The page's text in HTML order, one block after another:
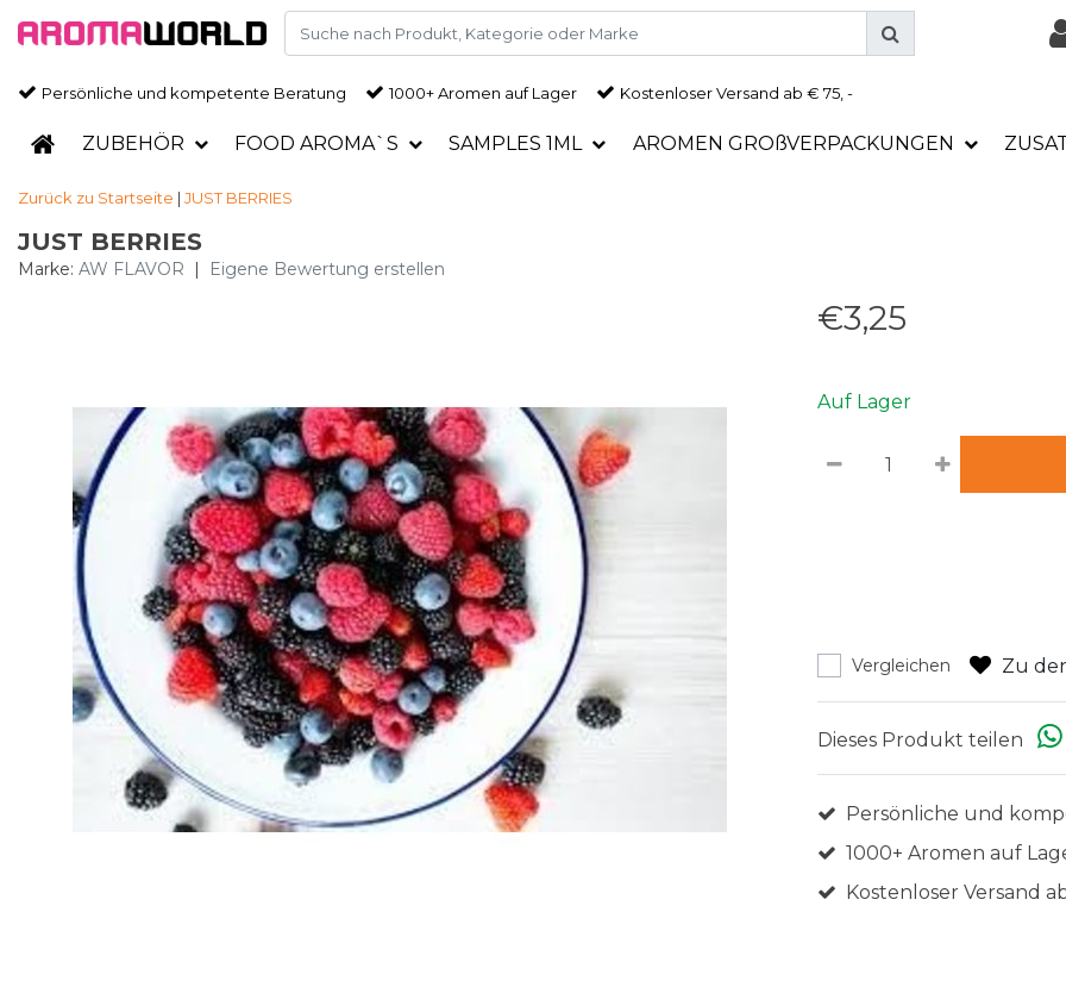
Persönliche und kompetente Beratung 1000+ Aromen auf Lager Kostenloser Versand ab € 75, -
ZUBEHÖR FOOD AROMA`S SAMPLES 1ML AROMEN GROßVERPACKUNGEN
Zurück zu Startseite | JUST BERRIES
JUST BERRIES
Marke: AW FLAVOR | Eigene Bewertung erstellen
€3,25
Auf Lager
Vergleichen Zu
Dieses Produkt teilen
Persönliche und
1000+ Aromen auf
Kostenloser Versand